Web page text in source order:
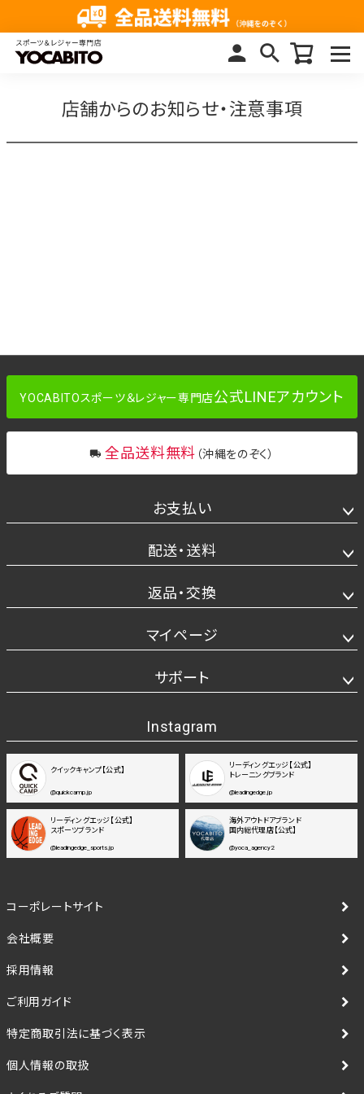
店舗からのお知らせ・注意事項
YOCABITOスポーツ＆レジャー専門店公式LINEアカウント
全品送料無料 （沖縄をのぞく）
お支払い
配送・送料
返品・交換
マイページ
サポート
Instagram
クイックキャンプ【公式】
@quickcamp.jp
リーディングエッジ【公式】
トレーニングブランド
@leadingedge.jp
リーディングエッジ【公式】
スポーツブランド
@leadingedge_sports.jp
海外アウトドアブランド
国内総代理店【公式】
@yoca_agency2
コーポレートサイト
会社概要
採用情報
ご利用ガイド
特定商取引法に基づく表示
個人情報の取扱